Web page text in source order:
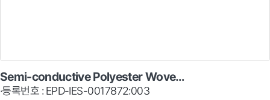
Semi-conductive Polyester Wove…
·등록번호 : EPD-IES-0017872:003